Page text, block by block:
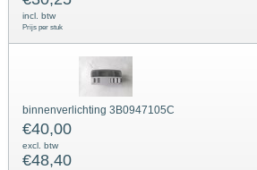
incl. btw
Prijs per stuk
binnenverlichting 3B0947105C
€40,00
excl. btw
€48,40